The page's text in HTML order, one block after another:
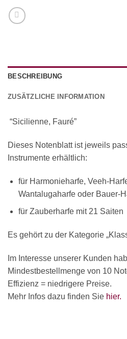
BESCHREIBUNG
ZUSÄTZLICHE INFORMATION
“Sicilienne, Fauré”
Dieses Notenblatt ist jeweils
Instrumente erhältlich:
für Harmonieharfe, Veeh-
Wantalugaharfe oder Bauer-
für Zauberharfe mit 21 Saiten
Es gehört zu der Kategorie
Im Interesse unserer Kunden
Mindestbestellmenge von 10
Effizienz = niedrigere Preise.
Mehr Infos dazu finden Sie hier.